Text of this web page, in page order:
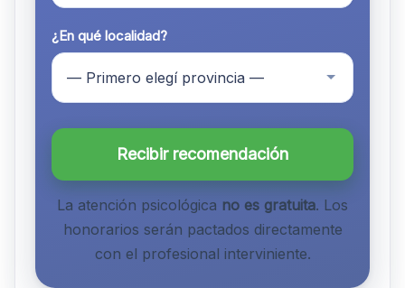
¿En qué localidad?
Recibir recomendación
La atención psicológica no es gratuita. Los
honorarios serán pactados directamente
con el profesional interviniente.